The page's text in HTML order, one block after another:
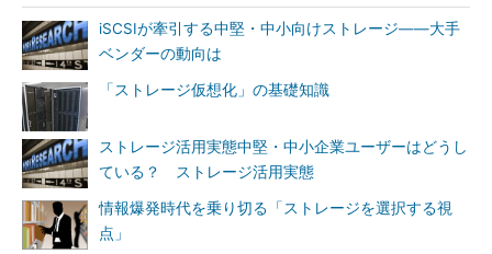
iSCSIが牽引する中堅・中小向けストレージ――大手
ベンダーの動向は
「ストレージ仮想化」の基礎知識
ストレージ活用実態中堅・中小企業ユーザーはどうし
ている？ ストレージ活用実態
情報爆発時代を乗り切る「ストレージを選択する視
点」